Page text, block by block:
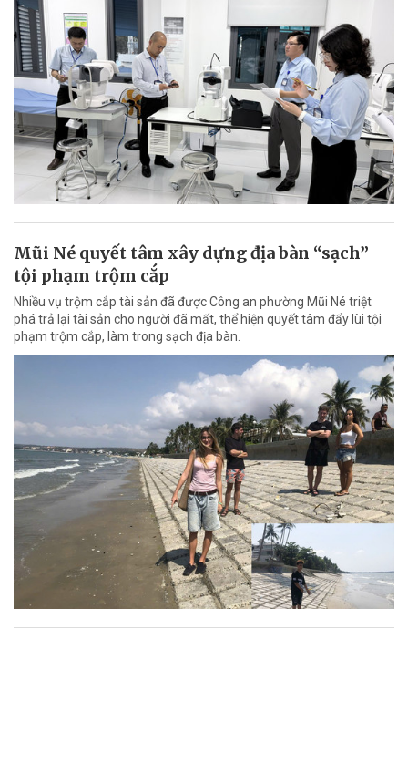
Mũi Né quyết tâm xây dựng địa bàn “sạch”
tội phạm trộm cắp
Nhiều vụ trộm cắp tài sản đã được Công an phường Mũi Né triệt
phá trả lại tài sản cho người đã mất, thể hiện quyết tâm đẩy lùi tội
phạm trộm cắp, làm trong sạch địa bàn.